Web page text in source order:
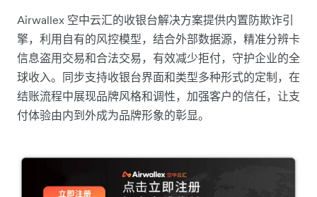
Airwallex 空中云汇的收银台解决方案提供内置防欺诈引
擎，利用自有的风控模型，结合外部数据源，精准分辨卡
信息盗用交易和合法交易，有效减少拒付，守护企业的全
球收入。同步支持收银台界面和类型多种形式的定制，在
结账流程中展现品牌风格和调性，加强客户的信任，让支
付体验由内到外成为品牌形象的彰显。